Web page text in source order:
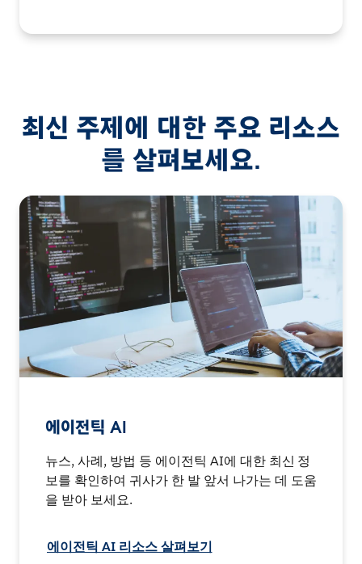
최신 주제에 대한 주요 리소스
를 살펴보세요.
에이전틱 AI
뉴스, 사례, 방법 등 에이전틱 AI에 대한 최신 정
보를 확인하여 귀사가 한 발 앞서 나가는 데 도움
을 받아 보세요.
에이전틱 AI 리소스 살펴보기